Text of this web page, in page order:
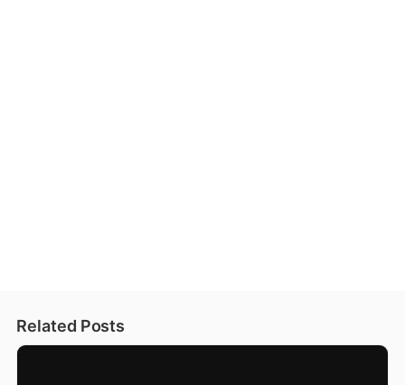
Related Posts